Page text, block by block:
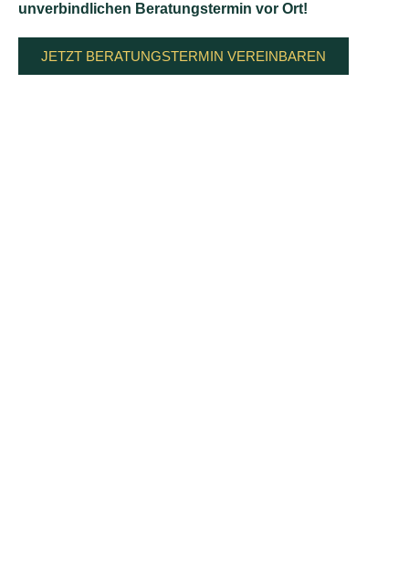
unverbindlichen Beratungstermin vor Ort!
JETZT BERATUNGSTERMIN VEREINBAREN